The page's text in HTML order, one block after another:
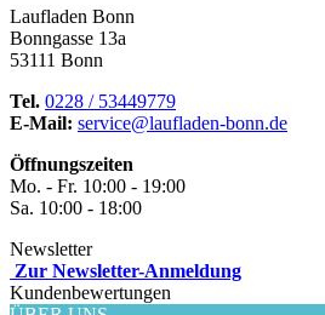
Laufladen Bonn
Bonngasse 13a
53111 Bonn
Tel. 0228 / 53449779
E-Mail: service@laufladen-bonn.de
Öffnungszeiten
Mo. - Fr. 10:00 - 19:00
Sa. 10:00 - 18:00
Newsletter
Zur Newsletter-Anmeldung
Kundenbewertungen